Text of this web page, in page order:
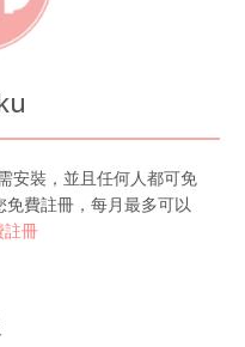
安裝，並且任何人都可免
費註冊，每月最多可以
註冊